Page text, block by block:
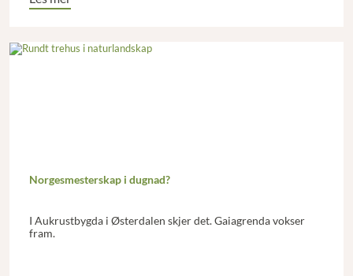
Norgesmesterskap i dugnad?
I Aukrustbygda i Østerdalen skjer det. Gaiagrenda vokser
fram.